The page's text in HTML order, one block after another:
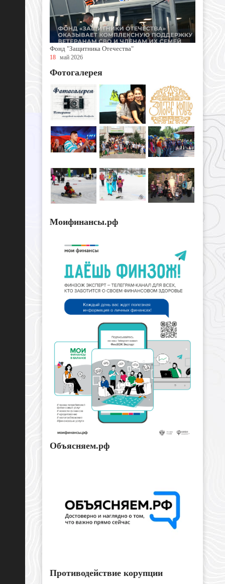
Фонд "Защитника Отечества"
18 май 2026
Фотогалерея
Моифинансы.рф
Объясняем.рф
Противодействие корупции